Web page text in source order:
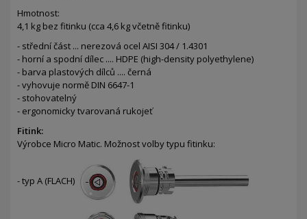
Hmotnost:
4,1 kg bez fitinku (cca 4,6 kg včetně fitinku)
- střední část ... nerezová ocel AISI 304 / 1.4301
- horní a spodní dílec .... HDPE (high-density polyethylene)
- barva plastových dílců .... černá
- vyhovuje normě DIN 6647-1
- stohovatelný
- ergonomicky tvarovaná rukojeť
Fitink:
Výrobce Micro Matic. Možnost volby typu fitinku:
- typ A (FLACH)